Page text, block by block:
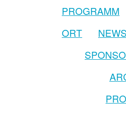
PROGRAMM
ORT
NEWS